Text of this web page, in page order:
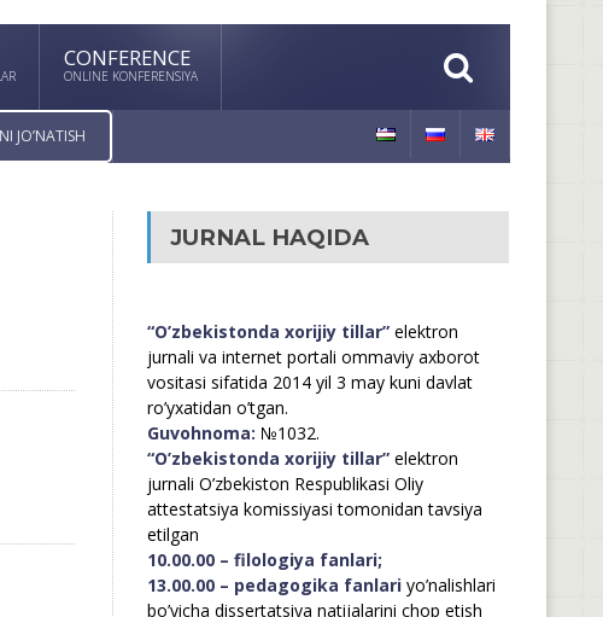
CONFERENCE
ONLINE KONFERENSIYA
JO’NATISH
JURNAL HAQIDA
“O’zbekistonda xorijiy tillar”elektron
jurnali va internet portali ommaviy axborot
vositasi sifatida 2014 yil 3 may kuni davlat
ro’yxatidan o’tgan.
Guvohnoma: №1032.
“O’zbekistonda xorijiy tillar”elektron
jurnali O’zbekiston Respublikasi Oliy
attestatsiya komissiyasi tomonidan tavsiya
etilgan
10.00.00 – filologiya fanlari;
13.00.00 – pedagogika fanlariyo’nalishlari
bo’yicha dissertatsiya natijalarini chop etish